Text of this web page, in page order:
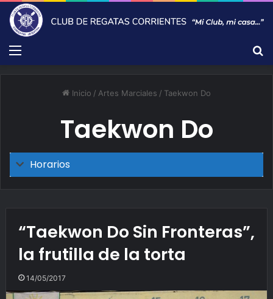
Menú
Inicio / Artes Marciales / Taekwon Do
Taekwon Do
Horarios
“Taekwon Do Sin Fronteras”,
la frutilla de la torta
14/05/2017